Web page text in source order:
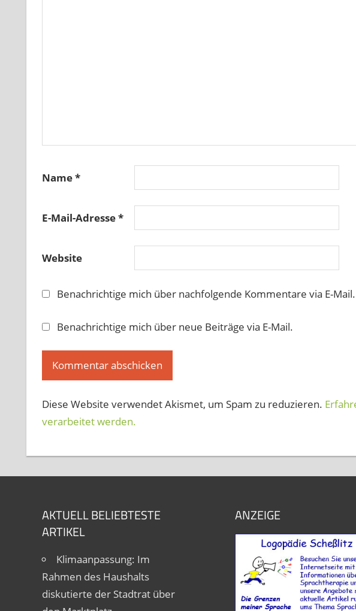
Name*
E-Mail-Adresse*
Website
Benachrichtige mich über nachfolgende Kommentare via E-Mail.
Benachrichtige mich über neue Beiträge via E-Mail.
Diese Website verwendet Akismet, um Spam zu reduzieren.
verarbeitet werden.
AKTUELL BELIEBTESTE
ARTIKEL
Klimaanpassung: Im
Rahmen des Haushalts
diskutierte der Stadtrat über
ANZEIGE